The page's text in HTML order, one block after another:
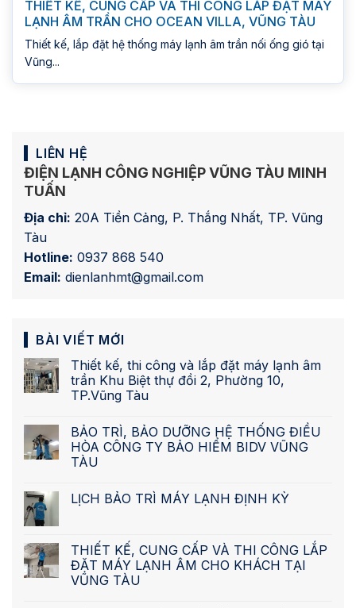
LIÊN HỆ
ĐIỆN LẠNH CÔNG NGHIỆP VŨNG TÀU MINH
TUẤN
Địa chỉ: 20A Tiền Cảng, P. Thắng Nhất, TP. Vũng
Tàu
Hotline: 0937 868 540
Email: dienlanhmt@gmail.com
BÀI VIẾT MỚI
Thiết kế, thi công và lắp đặt máy lạnh âm
trần Khu Biệt thự đồi 2, Phường 10,
TP.Vũng Tàu
BẢO TRÌ, BẢO DƯỠNG HỆ THỐNG ĐIỀU
HÒA CÔNG TY BẢO HIỂM BIDV VŨNG
TÀU
LỊCH BẢO TRÌ MÁY LẠNH ĐỊNH KỲ
THIẾT KẾ, CUNG CẤP VÀ THI CÔNG LẮP
ĐẶT MÁY LẠNH ÂM CHO KHÁCH TẠI
VŨNG TÀU
THIẾT KẾ, CUNG CẤP VÀ THI CÔNG LẮP ĐẶT MÁY
LẠNH ÂM TRẦN CHO OCEAN VILLA, VŨNG TÀU
Thiết kế, lắp đặt hệ thống máy lạnh âm trần nối ống gió tại
Vũng...